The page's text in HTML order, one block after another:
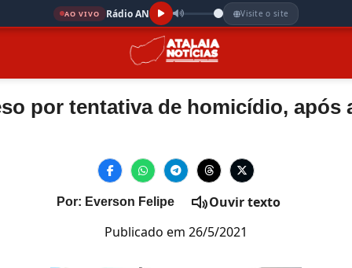
AO VIVO Rádio AN Visite o site
por tentativa de homicídio, após
Por: Everson Felipe
Ouvir texto
Publicado em 26/5/2021